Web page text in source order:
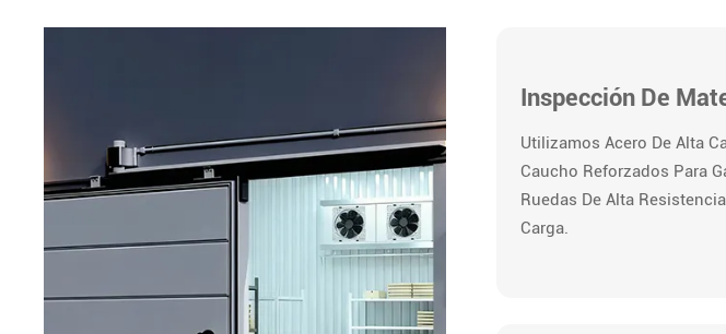
Inspección De
Utilizamos Acero De Alta
Caucho Reforzados Para
Ruedas De Alta
Carga.